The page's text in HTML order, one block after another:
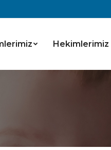
Hekimlerimiz